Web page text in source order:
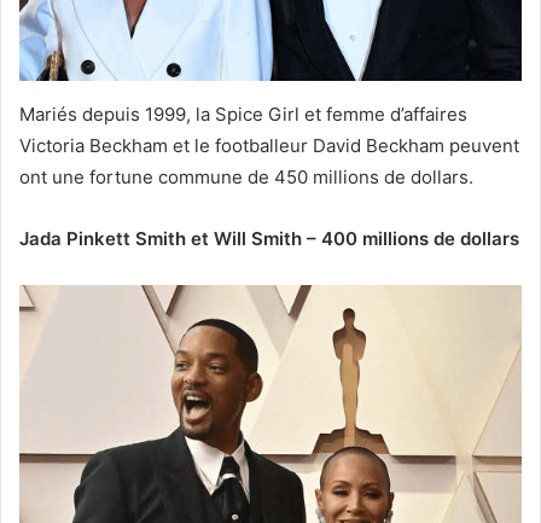
Mariés depuis 1999, la Spice Girl et femme d’affaires
Victoria Beckham et le footballeur David Beckham peuvent
ont une fortune commune de 450 millions de dollars.
Jada Pinkett Smith et Will Smith – 400 millions de dollars